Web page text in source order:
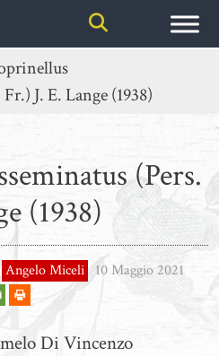
J. E. Lange (1938)
(Pers.
(1938)
Angelo Miceli
10 Maggio 2021
Di Vincenzo